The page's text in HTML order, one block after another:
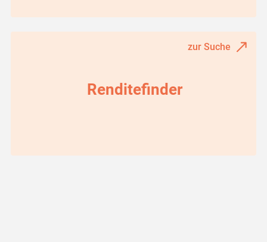
zur Suche
Renditefinder